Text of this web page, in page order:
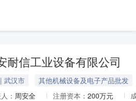
耐信工业设备有限公司
武汉市
其他机械设备及电子产品批发
： 周安全 注册资本： 200万元